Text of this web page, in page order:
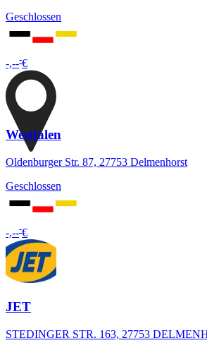
Geschlossen
-,---€
Westfalen
Oldenburger Str. 87, 27753 Delmenhorst
Geschlossen
-,---€
JET
STEDINGER STR. 163, 27753